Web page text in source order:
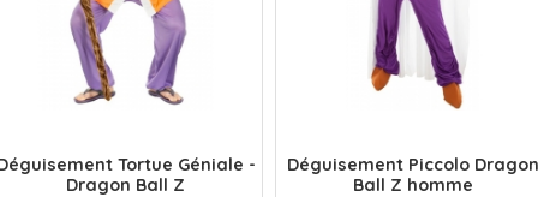
Tortue Géniale -
Dragon Ball Z
Déguisement Piccolo Dragon
Ball Z homme